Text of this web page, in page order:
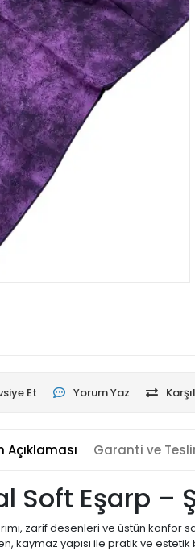
Et Yorum Yaz
Açıklaması Garanti ve
Soft Eşarp –
zarif desenleri ve üstün konfor
kaymaz yapısı ile pratik ve